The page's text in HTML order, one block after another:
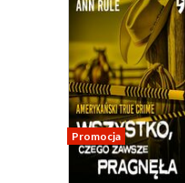
Promocja